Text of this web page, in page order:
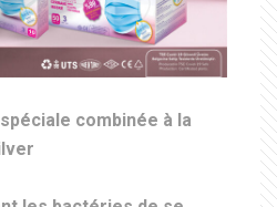
combinée à la